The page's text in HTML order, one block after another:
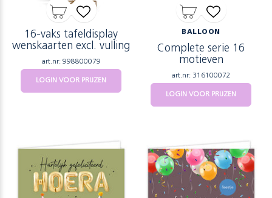
16-vaks tafeldisplay
wenskaarten excl. vulling
art.nr: 998800079
LOGIN VOOR PRIJZEN
BALLOON
Complete serie 16
motieven
art.nr: 316100072
LOGIN VOOR PRIJZEN